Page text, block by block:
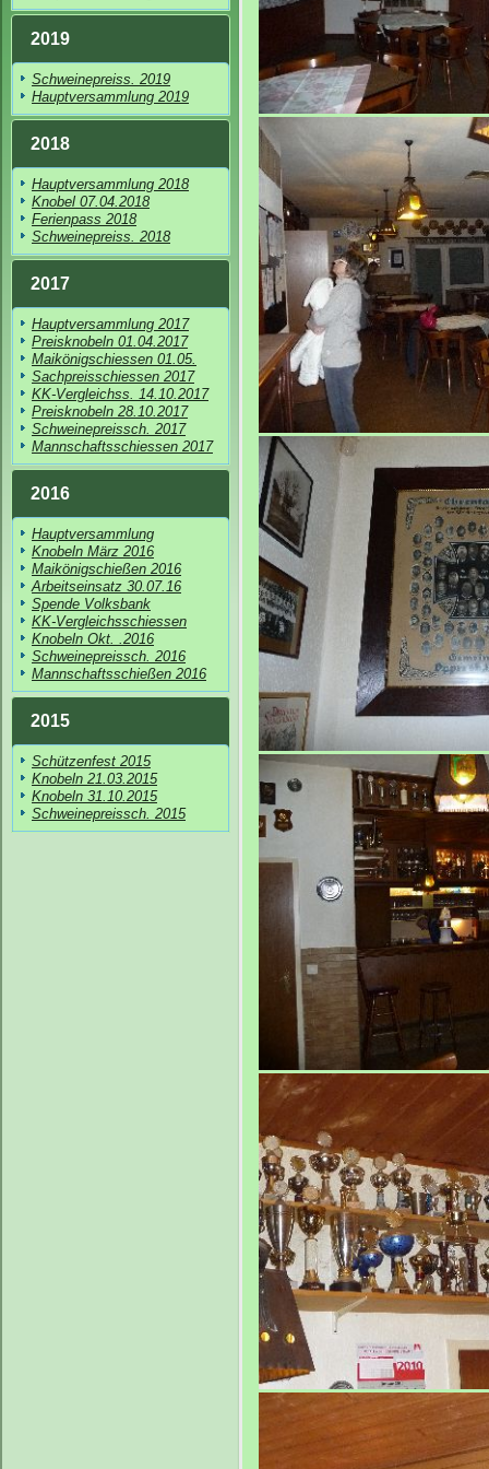
2019
Schweinepreiss. 2019
Hauptversammlung 2019
2018
Hauptversammlung 2018
Knobel 07.04.2018
Ferienpass 2018
Schweinepreiss. 2018
2017
Hauptversammlung 2017
Preisknobeln 01.04.2017
Maikönigschiessen 01.05.
Sachpreisschiessen 2017
KK-Vergleichss. 14.10.2017
Preisknobeln 28.10.2017
Schweinepreissch. 2017
Mannschaftsschiessen 2017
2016
Hauptversammlung
Knobeln März 2016
Maikönigschießen 2016
Arbeitseinsatz 30.07.16
Spende Volksbank
KK-Vergleichsschiessen
Knobeln Okt. .2016
Schweinepreissch. 2016
Mannschaftsschießen 2016
2015
Schützenfest 2015
Knobeln 21.03.2015
Knobeln 31.10.2015
Schweinepreissch. 2015